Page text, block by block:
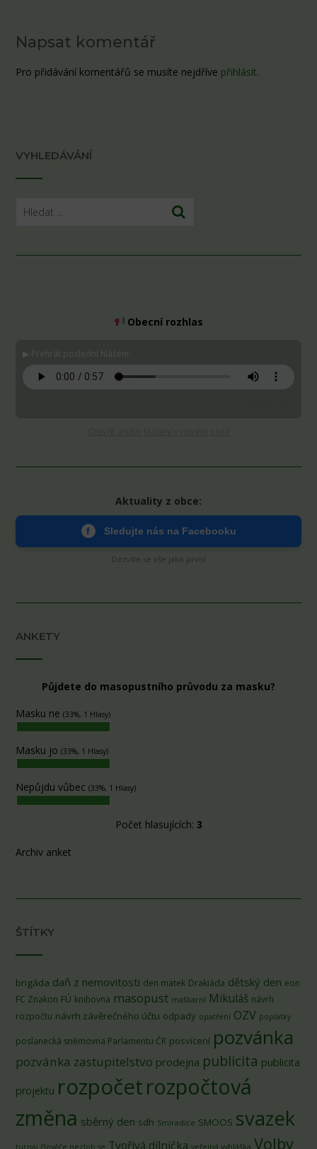
Napsat komentář
Pro přidávání komentářů se musíte nejdříve přihlásit.
VYHLEDÁVÁNÍ
Obecní rozhlas
▶ Přehrát poslední hlášení:
Aktuality z obce:
f Sledujte nás na Facebooku
Dozvíte se vše jako první
ANKETY
Půjdete do masopustního průvodu za masku?
Masku ne (33%, 1 Hlasy)
Masku jo (33%, 1 Hlasy)
Nepůjdu vůbec (33%, 1 Hlasy)
Počet hlasujících: 3
Archiv anket
ŠTÍTKY
brigáda daň z nemovitosti den matek Drakiáda dětský den eon
FC Znakon FÚ knihovna masopust maškarní Mikuláš návrh
rozpočtu návrh závěrečného účtu odpady opatření OZV poplatky
poslanecká sněmovna Parlamentu ČR posvícení pozvánka
pozvánka zastupitelstvo prodejna publicita publicita
projektu rozpočetrozpočtová
změna sběrný den sdh Smiradice SMOOS svazek
turnaj člověče nezlob se Tvořivá dílnička veřejná vyhláška Volby